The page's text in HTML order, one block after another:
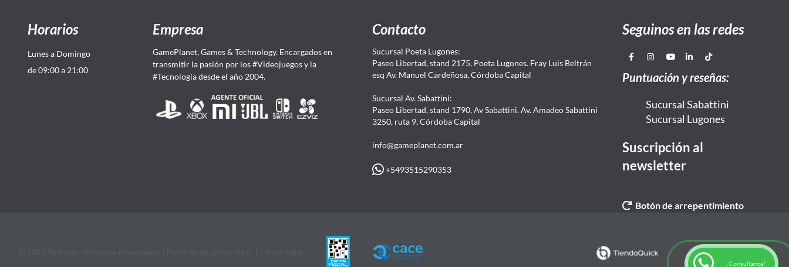
Horarios
Lunes a Domingo
de 09:00 a 21:00
Empresa
GamePlanet, Games & Technology. Encargados en
transmitir la pasión por los #Videojuegos y la
#Tecnología desde el año 2004.
Contacto
Sucursal Poeta Lugones:
Paseo Libertad, stand 2175, Poeta Lugones. Fray Luis Beltrán
esq Av. Manuel Cardeñosa, Córdoba Capital
Sucursal Av. Sabattini:
Paseo Libertad, stand 1790, Av Sabattini. Av. Amadeo Sabattini
3250, ruta 9, Córdoba Capital
info@gameplanet.com.ar
+5493515290353
Seguinos en las redes
Puntuación y reseñas:
Sucursal Sabattini
Sucursal Lugones
Suscripción al
newsletter
Botón de arrepentimiento
¡Consultanos!